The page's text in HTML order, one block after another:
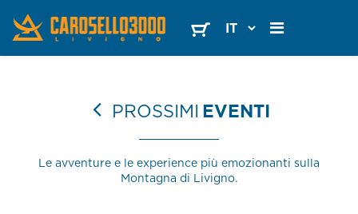
PROSSIMI EVENTI
Le avventure e le experience più emozionanti sulla
Montagna di Livigno.